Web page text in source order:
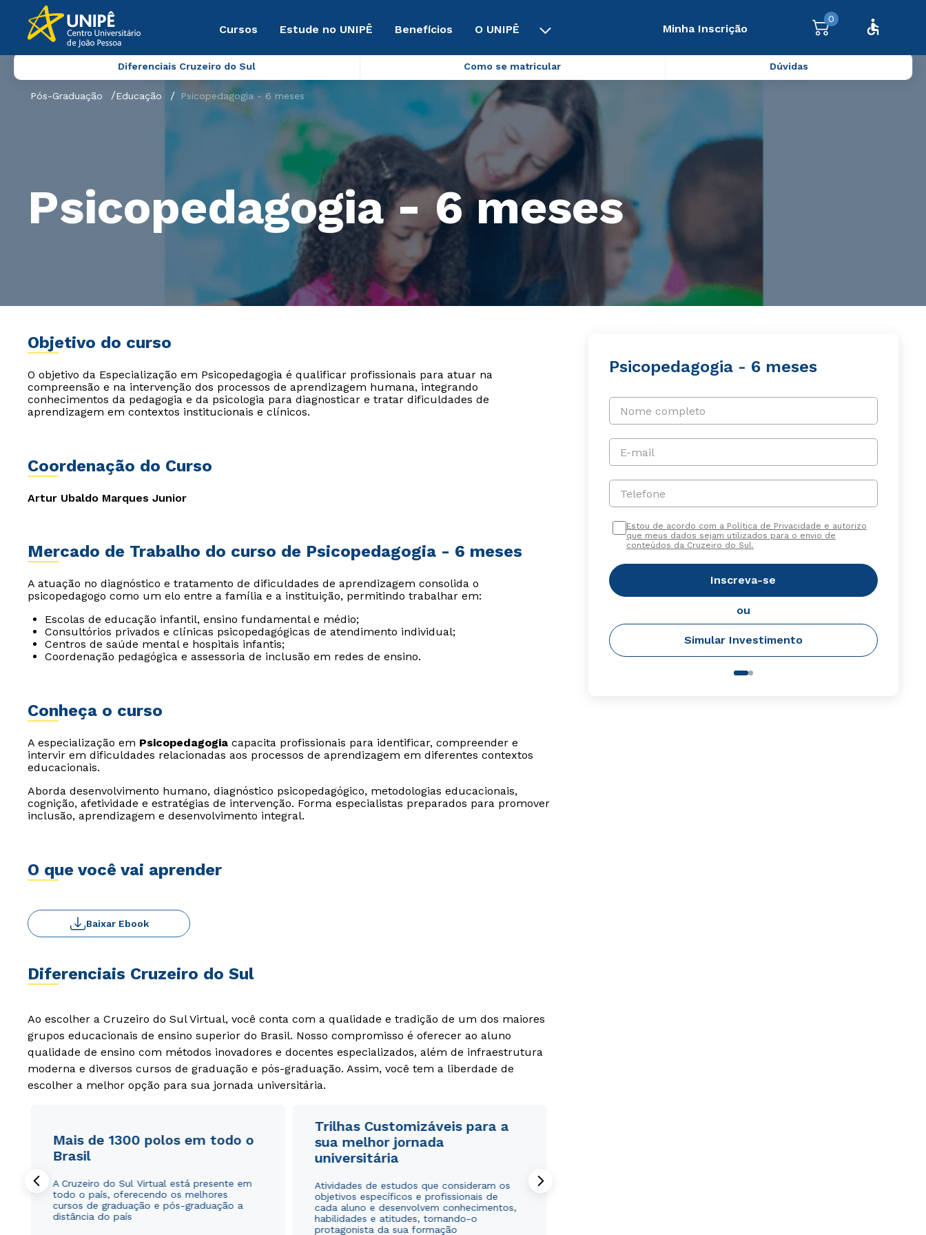
Cursos Estude no UNIPÊ Benefícios O UNIPÊ Minha Inscrição
0
Diferenciais Cruzeiro do Sul Como se matricular Dúvidas
Pós-Graduação Educação Psicopedagogia - 6 meses
Psicopedagogia - 6 meses
Objetivo do curso
O objetivo da Especialização em Psicopedagogia é qualificar profissionais para atuar na
compreensão e na intervenção dos processos de aprendizagem humana, integrando
conhecimentos da pedagogia e da psicologia para diagnosticar e tratar dificuldades de
aprendizagem em contextos institucionais e clínicos.
Coordenação do Curso
Artur Ubaldo Marques Junior
Mercado de Trabalho do curso de Psicopedagogia - 6 meses
A atuação no diagnóstico e tratamento de dificuldades de aprendizagem consolida o
psicopedagogo como um elo entre a família e a instituição, permitindo trabalhar em:
Escolas de educação infantil, ensino fundamental e médio;
Consultórios privados e clínicas psicopedagógicas de atendimento individual;
Centros de saúde mental e hospitais infantis;
Coordenação pedagógica e assessoria de inclusão em redes de ensino.
Conheça o curso
A especialização em Psicopedagogia capacita profissionais para identificar, compreender e
intervir em dificuldades relacionadas aos processos de aprendizagem em diferentes contextos
educacionais.
Aborda desenvolvimento humano, diagnóstico psicopedagógico, metodologias educacionais,
cognição, afetividade e estratégias de intervenção. Forma especialistas preparados para promover
inclusão, aprendizagem e desenvolvimento integral.
O que você vai aprender
Baixar Ebook
Diferenciais Cruzeiro do Sul
Ao escolher a Cruzeiro do Sul Virtual, você conta com a qualidade e tradição de um dos maiores
grupos educacionais de ensino superior do Brasil. Nosso compromisso é oferecer ao aluno
qualidade de ensino com métodos inovadores e docentes especializados, além de infraestrutura
moderna e diversos cursos de graduação e pós-graduação. Assim, você tem a liberdade de
escolher a melhor opção para sua jornada universitária.
Mais de 1300 polos em todo o
Brasil
A Cruzeiro do Sul Virtual está presente em
todo o país, oferecendo os melhores
cursos de graduação e pós-graduação a
distância do país
Trilhas Customizáveis para a
sua melhor jornada
universitária
Atividades de estudos que consideram os
objetivos específicos e profissionais de
cada aluno e desenvolvem conhecimentos,
habilidades e atitudes, tornando-o
protagonista da sua formação
Psicopedagogia - 6 meses
Nome completo
E-mail
Telefone
Estou de acordo com a Política de Privacidade e autorizo
que meus dados sejam utilizados para o envio de
conteúdos da Cruzeiro do Sul.
Inscreva-se
ou
Simular Investimento